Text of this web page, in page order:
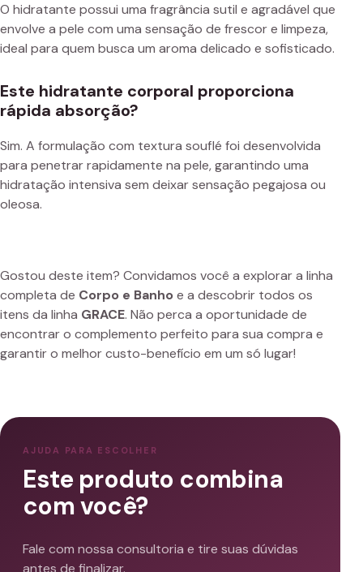
O hidratante possui uma fragrância sutil e agradável que
envolve a pele com uma sensação de frescor e limpeza,
ideal para quem busca um aroma delicado e sofisticado.
Este hidratante corporal proporciona
rápida absorção?
Sim. A formulação com textura souflé foi desenvolvida
para penetrar rapidamente na pele, garantindo uma
hidratação intensiva sem deixar sensação pegajosa ou
oleosa.
Gostou deste item? Convidamos você a explorar a linha
completa de Corpo e Banho e a descobrir todos os
itens da linha GRACE. Não perca a oportunidade de
encontrar o complemento perfeito para sua compra e
garantir o melhor custo-benefício em um só lugar!
AJUDA PARA ESCOLHER
Este produto combina
com você?
Fale com nossa consultoria e tire suas dúvidas
antes de finalizar.